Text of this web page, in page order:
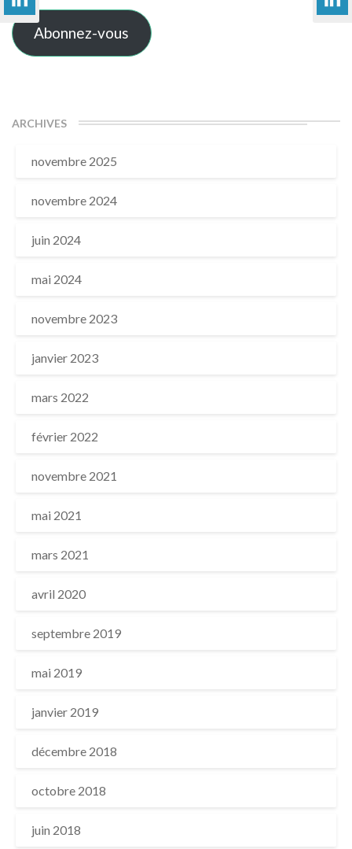
mail
Abonnez-vous
ARCHIVES
novembre 2025
novembre 2024
juin 2024
mai 2024
novembre 2023
janvier 2023
mars 2022
février 2022
novembre 2021
mai 2021
mars 2021
avril 2020
septembre 2019
mai 2019
janvier 2019
décembre 2018
octobre 2018
juin 2018